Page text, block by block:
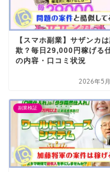
【スマホ副業】サザンカ
欺？毎日29,000円稼げる
の内容・口コミ状況
2026年5
副業検証